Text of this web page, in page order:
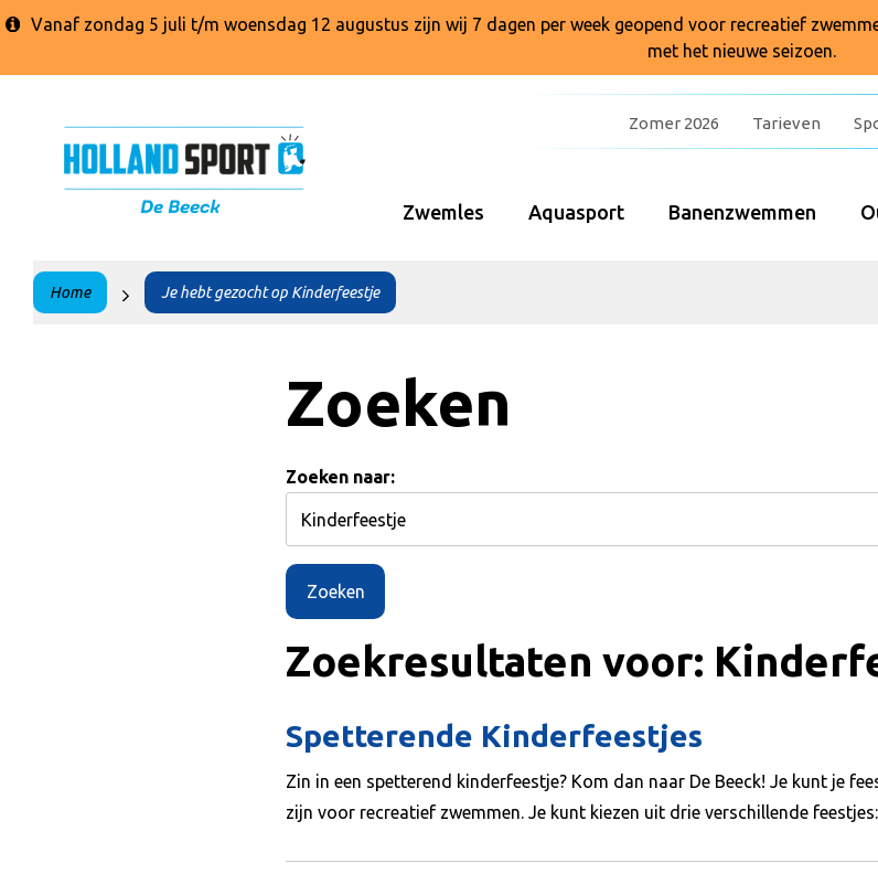
Vanaf zondag 5 juli t/m woensdag 12 augustus zijn wij 7 dagen per week geopend voor recreatief
met het nieuwe seizoen.
Zomer 2026 Tarieven
Zwemles Aquasport Banenzwemmen
Home Je hebt gezocht op Kinderfeestje
Zoeken
Zoeken naar:
Zoekresultaten voor:
Spetterende Kinderfeestjes
Zin in een spetterend kinderfeestje? Kom dan naar De Beeck! Je kunt je
zijn voor recreatief zwemmen. Je kunt kiezen uit drie verschillende feestjes: